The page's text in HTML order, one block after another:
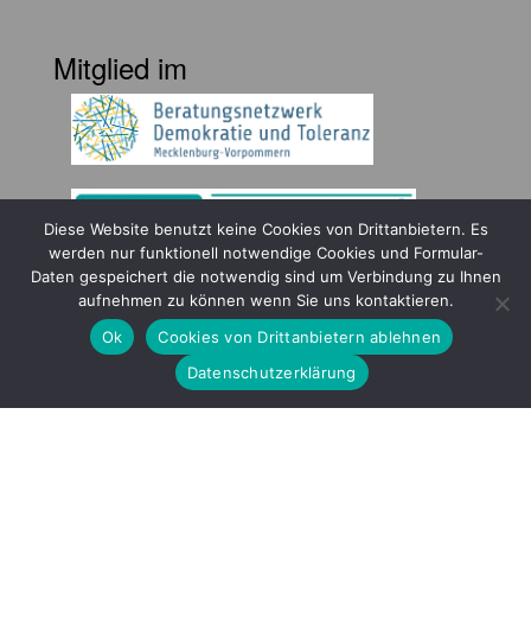
Mitglied im
Gefördert durch
Diese Website benutzt keine Cookies von Drittanbietern. Es
werden nur funktionell notwendige Cookies und Formular-
Daten gespeichert die notwendig sind um Verbindung zu Ihnen
aufnehmen zu können wenn Sie uns kontaktieren.
Ok
Cookies von Drittanbietern ablehnen
Datenschutzerklärung